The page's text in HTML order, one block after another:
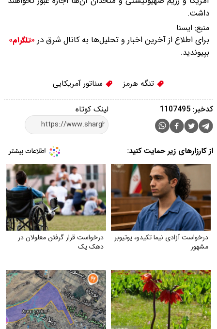
داشت.
منبع: ايسنا
برای اطلاع از آخرین اخبار و تحلیل‌ها به کانال شرق در «تلگرام»
بپیوندید.
تنگه هرمز سناتور آمریکایی
لینک کوتاه کدخبر: 1107495
از کارزارهای زیر حمایت کنید:
درخواست آزادی نیما تکیدو، یوتیوبر
مشهور
درخواست قرار گرفتن معلولان در
دهک یک